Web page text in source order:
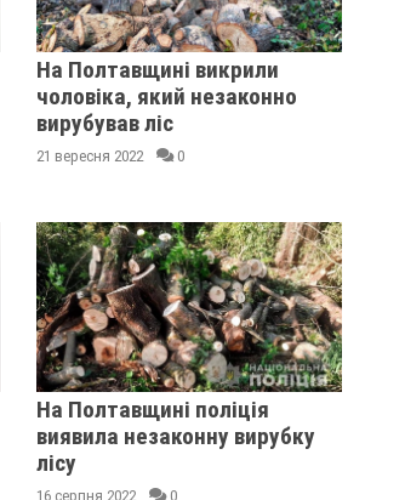
На Полтавщині викрили
чоловіка, який незаконно
вирубував ліс
21 вересня 2022 0
На Полтавщині поліція
виявила незаконну вирубку
лісу
16 серпня 2022 0